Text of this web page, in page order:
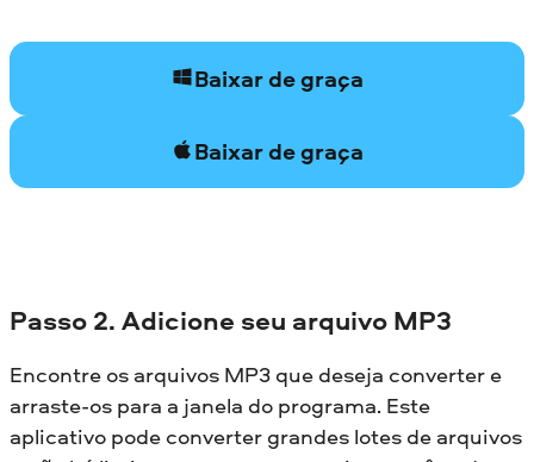
Baixar de graça
Baixar de graça
Passo 2. Adicione seu arquivo MP3
Encontre os arquivos MP3 que deseja converter e
arraste-os para a janela do programa. Este
aplicativo pode converter grandes lotes de arquivos